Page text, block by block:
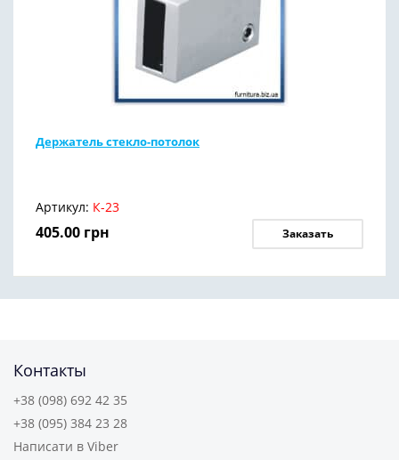
Держатель стекло-потолок
Артикул: К-23
405.00 грн Заказать
Контакты
+38 (098) 692 42 35
+38 (095) 384 23 28
Написати в Viber